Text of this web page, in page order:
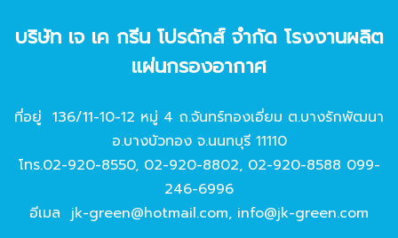
บริษัท เจ เค กรีน โปรดักส์ จํากัด โรงงานผลิต
แผ่นกรองอากาศ
ที่อยู่ 136/11-10-12 หมู่ 4 ถ.จันทร์ทองเอี่ยม ต.บางรักพัฒนา
อ.บางบัวทอง จ.นนทบุรี 11110
โทร.02-920-8550, 02-920-8802, 02-920-8588 099-
246-6996
อีเมล jk-green@hotmail.com, info@jk-green.com